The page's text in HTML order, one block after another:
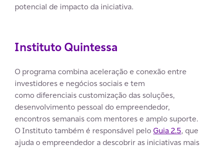
potencial de impacto da iniciativa.
Instituto Quintessa
O programa combina aceleração e conexão entre
investidores e negócios sociais e tem
como diferenciais customização das soluções,
desenvolvimento pessoal do empreendedor,
encontros semanais com mentores e amplo suporte.
O Instituto também é responsável peloGuia 2.5, que
ajuda o empreendedor a descobrir as iniciativas mais